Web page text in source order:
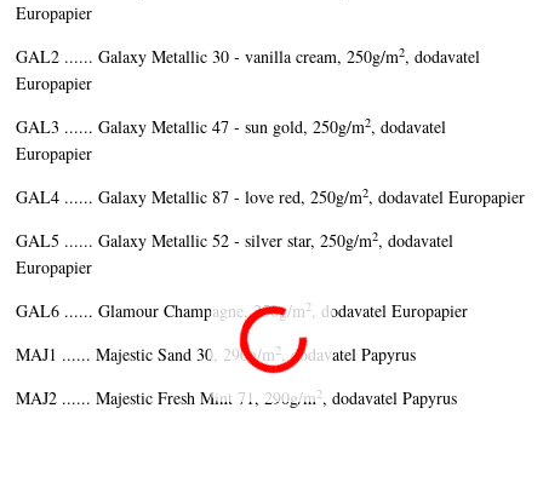
Europapier
GAL2 ...... Galaxy Metallic 30 - vanilla cream, 250g/m2, dodavatel
Europapier
GAL3 ...... Galaxy Metallic 47 - sun gold, 250g/m2, dodavatel
Europapier
GAL4 ...... Galaxy Metallic 87 - love red, 250g/m2, dodavatel Europapier
GAL5 ...... Galaxy Metallic 52 - silver star, 250g/m2, dodavatel
Europapier
GAL6 ...... Glamour Champagne, 250g/m2, dodavatel Europapier
MAJ1 ...... Majestic Sand 30, 290g/m2, dodavatel Papyrus
MAJ2 ...... Majestic Fresh Mint 71, 290g/m2, dodavatel Papyrus